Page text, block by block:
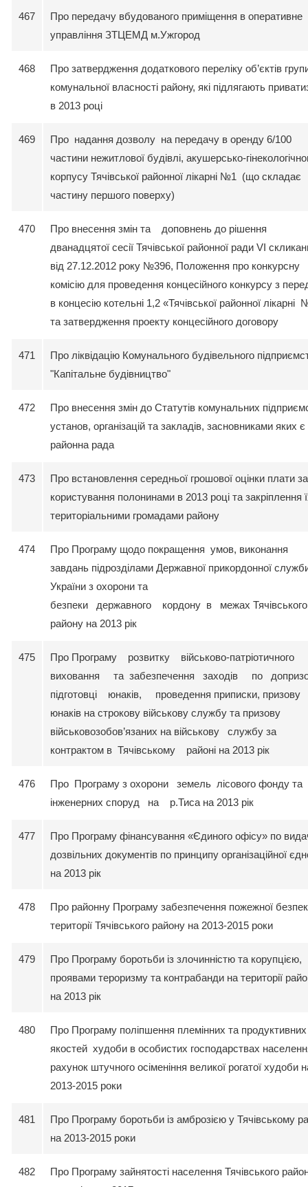
467
Про передачу вбудованого приміщення в оперативне
управління ЗТЦЕМД м.Ужгород
468
Про затвердження додаткового переліку об’єктів
комунальної власності району, які підлягають
в 2013 році
469
Про надання дозволу на передачу в оренду 6/100
частини нежитлової будівлі, акушерсько-
корпусу Тячівської районної лікарні №1 (що складає
частину першого поверху)
470
Про внесення змін та доповнень до рішення
дванадцятої сесії Тячівської районної ради VI
від 27.12.2012 року №396, Положення про конкурсну
комісію для проведення концесійного конкурсу з
в концесію котельні 1,2 «Тячівської районної лікарні
та затвердження проекту концесійного договору
471
Про ліквідацію Комунального будівельного
"Капітальне будівництво"
472
Про внесення змін до Статутів комунальних
установ, організацій та закладів, засновниками яких є
районна рада
473
Про встановлення середньої грошової оцінки плати за
користування полонинами в 2013 році та закріплення
територіальними громадами району
474
Про Програму щодо покращення умов, виконання
завдань підрозділами Державної прикордонної
України з охорони та
безпеки державного кордону в межах Тячівського
району на 2013 рік
475
Про Програму розвитку військово-патріотичного
виховання та забезпечення заходів по
підготовці юнаків, проведення приписки, призову
юнаків на строкову військову службу та призову
військовозобов’язаних на військову службу за
контрактом в Тячівському районі на 2013 рік
476
Про Програму з охорони земель лісового фонду та
інженерних споруд на р.Тиса на 2013 рік
477
Про Програму фінансування «Єдиного офісу» по
дозвільних документів по принципу організаційної
на 2013 рік
478
Про районну Програму забезпечення пожежної
території Тячівського району на 2013-2015 роки
479
Про Програму боротьби із злочинністю та корупцією,
проявами тероризму та контрабанди на території
на 2013 рік
480
Про Програму поліпшення племінних та продуктивних
якостей худоби в особистих господарствах
рахунок штучного осіменіння великої рогатої худоби
2013-2015 роки
481
Про Програму боротьби із амброзією у Тячівському
на 2013-2015 роки
482
Про Програму зайнятості населення Тячівського